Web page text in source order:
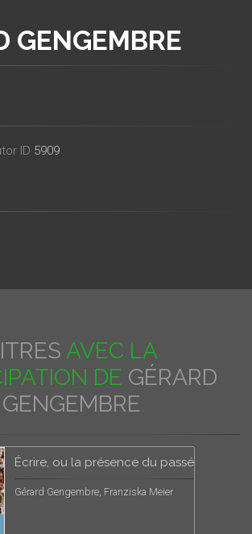
GENGEMBRE
ID 5909
AVEC LA
DE GÉRARD
GENGEMBRE
Écrire, ou la présence du passé
Gérard Gengembre, Franziska Meier